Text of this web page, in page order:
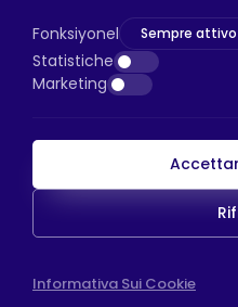
Bayrampaşa/Istanbul
Telefono:+90 530 044
Email:
Fonksiyonel Sempre attivo
Statistiche
Marketing
Informativa Sui Cookie